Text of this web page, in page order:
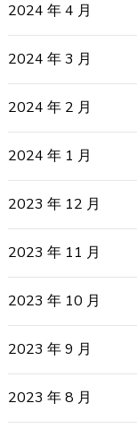
2024 年 4 月
2024 年 3 月
2024 年 2 月
2024 年 1 月
2023 年 12 月
2023 年 11 月
2023 年 10 月
2023 年 9 月
2023 年 8 月